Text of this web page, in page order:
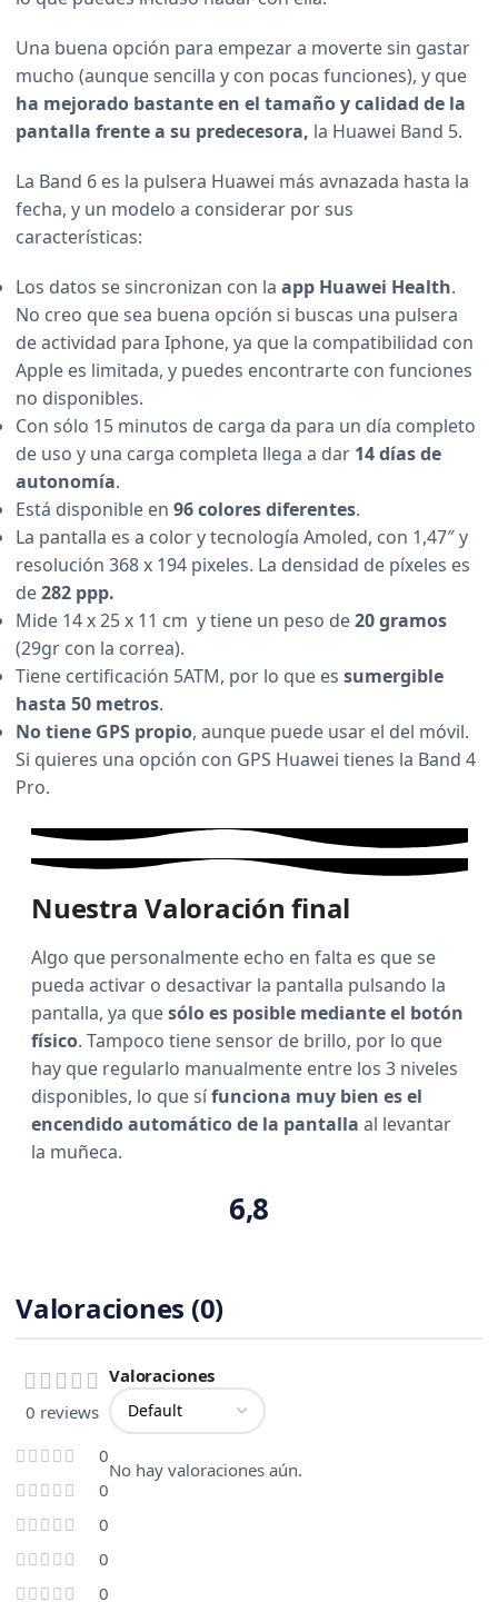
Una buena opción para empezar a moverte sin gastar
mucho (aunque sencilla y con pocas funciones), y que
ha mejorado bastante en el tamaño y calidad de la
pantalla frente a su predecesora, la Huawei Band 5.
La Band 6 es la pulsera Huawei más avnazada hasta la
fecha, y un modelo a considerar por sus
características:
Los datos se sincronizan con la app Huawei Health.
No creo que sea buena opción si buscas una pulsera
de actividad para Iphone, ya que la compatibilidad con
Apple es limitada, y puedes encontrarte con funciones
no disponibles.
Con sólo 15 minutos de carga da para un día completo
de uso y una carga completa llega a dar 14 días de
autonomía.
Está disponible en 96 colores diferentes.
La pantalla es a color y tecnología Amoled, con 1,47″ y
resolución 368 x 194 pixeles. La densidad de píxeles es
de282 ppp.
Mide 14 x 25 x 11 cm y tiene un peso de20 gramos
(29gr con la correa).
Tiene certificación 5ATM, por lo que es sumergible
hasta 50 metros.
No tiene GPS propio, aunque puede usar el del móvil.
Si quieres una opción con GPS Huawei tienes la Band 4
Pro.
6,8
Nuestra Valoración final
Algo que personalmente echo en falta es que se
pueda activar o desactivar la pantalla pulsando la
pantalla, ya quesólo es posible mediante el botón
físico. Tampoco tiene sensor de brillo, por lo que
hay que regularlo manualmente entre los 3 niveles
disponibles, lo que sífunciona muy bien es el
encendido automático de la pantalla al levantar
la muñeca.
Valoraciones (0)
0 reviews
0
0
0
0
0
Valoraciones
No hay valoraciones aún.